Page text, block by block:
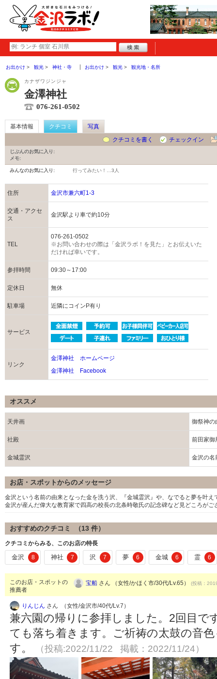
お出かけ 観光 神社・寺 お出かけ 観光 観光地・名所
カナザワジンジャ
金澤神社
076-261-0502
基本情報 クチコミ
写真
クチコミを書く
チェックイン
じぶんのお気に入り:
メモ:
みんなのお気に入り: 行ってみたい！… 3人
住所 金沢市兼六町1-3
交通・アクセ
ス
金沢駅より車で約10分
TEL
076-261-0502
※お問い合わせの際は「金沢ラボ！を見た」とお伝えいた
だければ幸いです。
参拝時間 09:30～17:00
定休日 無休
駐車場 近隣にコインP有り
サービス
リンク
金澤神社 ホームページ
金澤神社 Facebook
オススメ
天井画 御祭神の
社殿 前田家御
金城霊沢 金沢の名
お店・スポットからのメッセージ
金沢という名前の由来となった金を洗う沢、『金城霊沢』や、なでると夢を叶
金沢が産んだ偉大な教育家で四高の校長の北条時敬氏の記念碑など見どころがご
おすすめのクチコミ （13 件）
クチコミからみる、このお店の特長
金沢 8 神社 7 沢 7 夢 6 金城 6 霊 6
このお店・スポットの
推薦者
宝船 さん （女性/かほく市/30代/Lv.65） (投稿：
りんじん さん （女性/金沢市/40代/Lv.7）
兼六園の帰りに参拝しました。2回目で
ても落ち着きます。ご祈祷の太鼓の音
す。
（投稿:2022/11/22 掲載：2022/11/24）